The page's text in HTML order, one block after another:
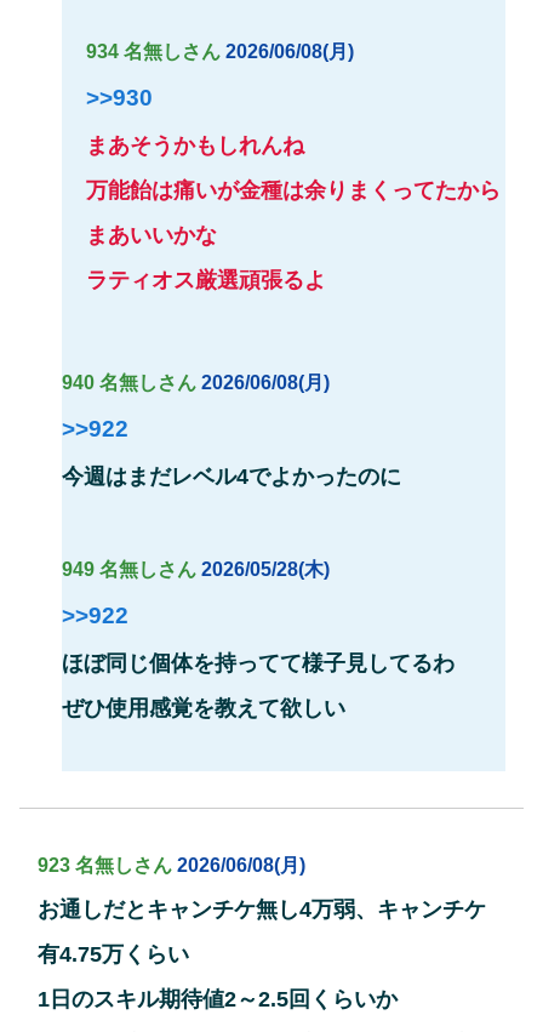
934 名無しさん 2026/06/08(月)
>>930
まあそうかもしれんね
万能飴は痛いが金種は余りまくってたから
まあいいかな
ラティオス厳選頑張るよ
940 名無しさん 2026/06/08(月)
>>922
今週はまだレベル4でよかったのに
949 名無しさん 2026/05/28(木)
>>922
ほぼ同じ個体を持ってて様子見してるわ
ぜひ使用感覚を教えて欲しい
923 名無しさん 2026/06/08(月)
お通しだとキャンチケ無し4万弱、キャンチケ
有4.75万くらい
1日のスキル期待値2～2.5回くらいか